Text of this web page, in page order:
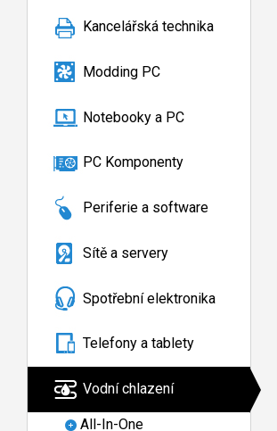
Kancelářská technika
Modding PC
Notebooky a PC
PC Komponenty
Periferie a software
Sítě a servery
Spotřební elektronika
Telefony a tablety
Vodní chlazení
All-In-One